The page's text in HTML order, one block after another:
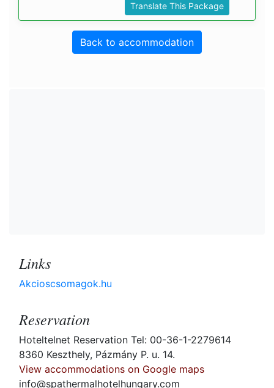
Translate This Package
Back to accommodation
Links
Akcioscsomagok.hu
Reservation
Hoteltelnet Reservation Tel: 00-36-1-2279614
8360 Keszthely, Pázmány P. u. 14.
View accommodations on Google maps
info@spathermalhotelhungary.com